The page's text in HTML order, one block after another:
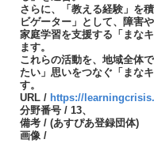
さらに、「教える経験」を
ビゲーター」として、障害
家庭学習を支援する「まな
ます。
これらの活動を、地域全体
たい」思いをつなぐ「まな
す。
URL / https://
分野番号 / 13、
備考 / (あすぴあ登録団体)
画像 /